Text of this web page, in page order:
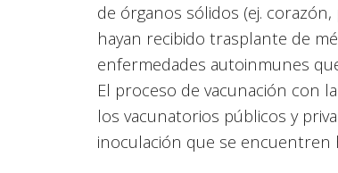
de órganos sólidos (ej.
hayan recibido trasplante de
enfermedades autoinmunes
El proceso de vacunación con
los vacunatorios públicos y
inoculación que se encuentren